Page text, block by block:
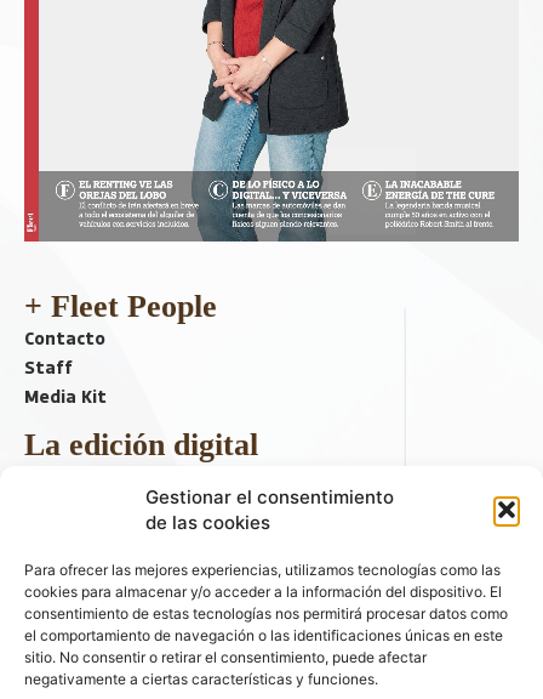
Gestionar el consentimiento
de las cookies
Para ofrecer las mejores experiencias, utilizamos tecnologías como las
cookies para almacenar y/o acceder a la información del dispositivo. El
consentimiento de estas tecnologías nos permitirá procesar datos como
el comportamiento de navegación o las identificaciones únicas en este
sitio. No consentir o retirar el consentimiento, puede afectar
negativamente a ciertas características y funciones.
+ Fleet People
Contacto
Staff
Media Kit
La edición digital
Descargar último ejemplar
ir a hemeroteca
+ Contenido en redes sociales